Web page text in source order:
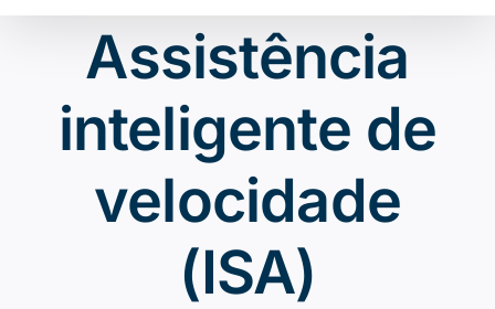
Assistência
inteligente de
velocidade
(ISA)